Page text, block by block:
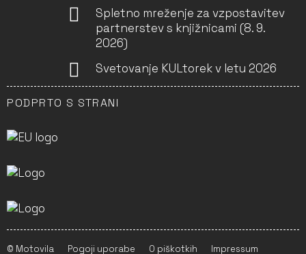
Spletno mreženje za vzpostavitev
partnerstev s knjižnicami (8. 9.
2026)
Svetovanje KULtorek v letu 2026
PODPRTO S STRANI
© Motovila Pogoji uporabe O piškotkih Impressum